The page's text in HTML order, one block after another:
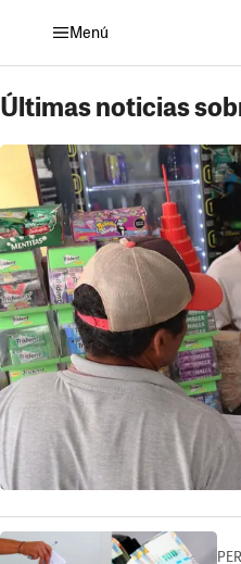
Menú
Últimas noticias